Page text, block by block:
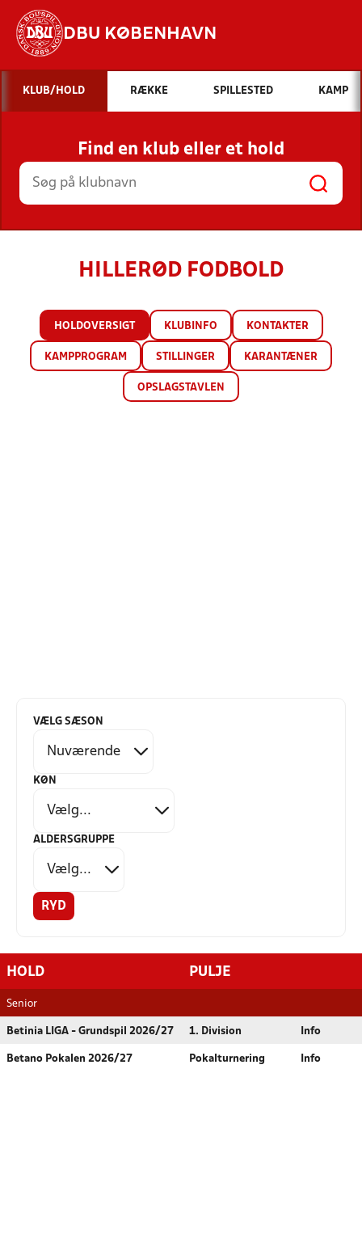
DBU KØBENHAVN
Hvad vil du søge efter?
INDHOLD OG NYHEDER
STILLINGER, RESULTATER, KLUBBER OG
HOLD
KLUB/HOLD RÆKKE SPILLESTED KAMP
Find en klub eller et hold
HILLERØD FODBOLD
HOLDOVERSIGT KLUBINFO KONTAKTER
KAMPPROGRAM STILLINGER KARANTÆNER
OPSLAGSTAVLEN
VÆLG SÆSON
KØN
ALDERSGRUPPE
RYD
HOLD PULJE
Senior
Betinia LIGA - Grundspil 2026/27 1. Division Info
Betano Pokalen 2026/27 Pokalturnering Info